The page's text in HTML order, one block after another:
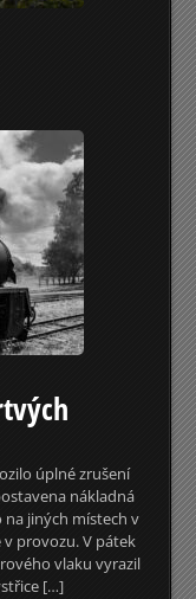
úplné zrušení
nákladná
na jiných místech v
v provozu. V pátek
vlaku vyrazil
[…]